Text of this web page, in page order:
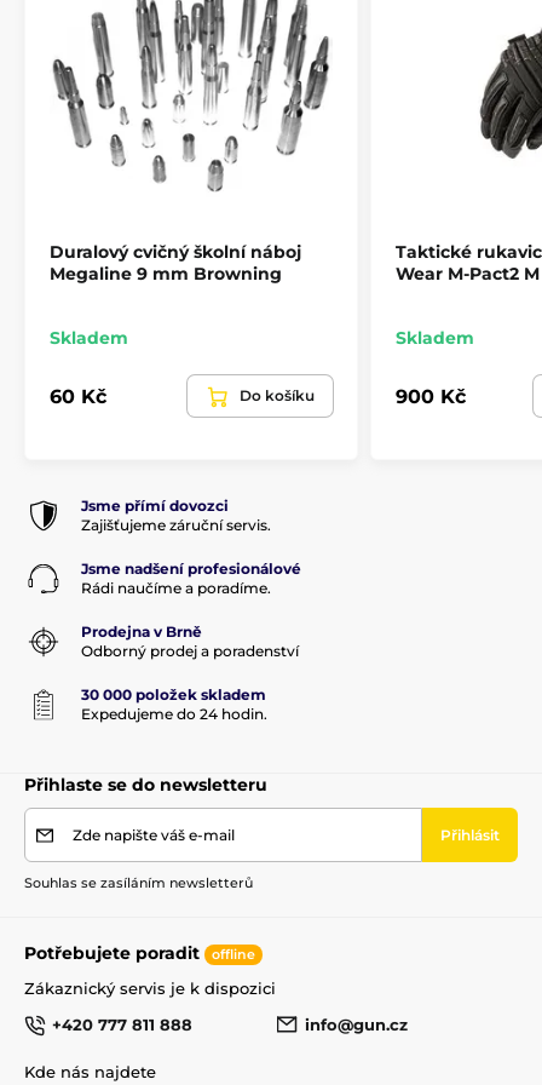
Náhradní díly Doplňky ke zbraním
Duralový cvičný školní náboj
Megaline 9 mm Browning
Skladem
60 Kč Do košíku
Taktické
Wear M-Pact2 M
Skladem
900 Kč
Jsme přímí dovozci
Zajišťujeme záruční servis.
Jsme nadšení profesionálové
Rádi naučíme a poradíme.
Prodejna v Brně
Odborný prodej a poradenství
30 000 položek skladem
Expedujeme do 24 hodin.
Přihlaste se do newsletteru
Zde napište váš e-mail Přihlásit
Souhlas se zasíláním newsletterů
Potřebujete poradit offline
Zákaznický servis je k dispozici
+420 777 811 888
info@gun.cz
Kde nás najdete